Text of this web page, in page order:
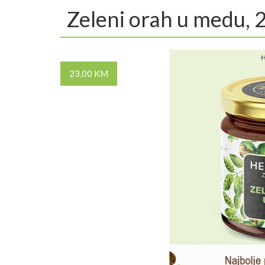
Zeleni orah u medu,
23,00 KM